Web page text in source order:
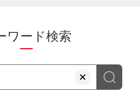
ワード検索